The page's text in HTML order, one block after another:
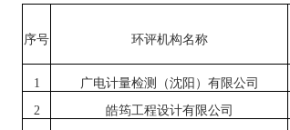
序号 环评机构名称
1 广电计量检测（沈阳）有限公司
2
皓筠工程设计有限公司